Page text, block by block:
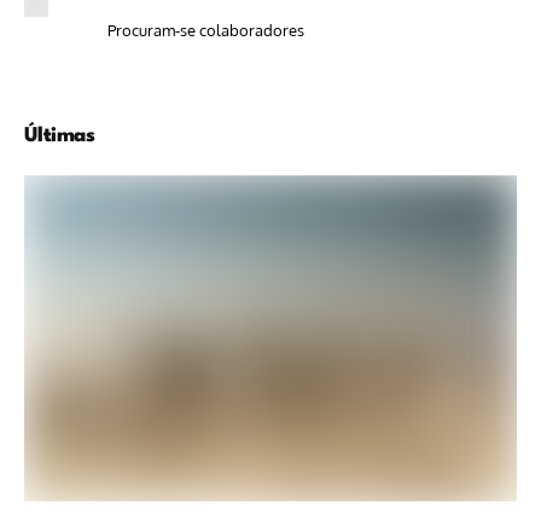
Procuram-se colaboradores
Últimas